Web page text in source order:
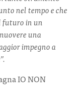
nel tempo e che
futuro in un
una
impegno a
IO NON